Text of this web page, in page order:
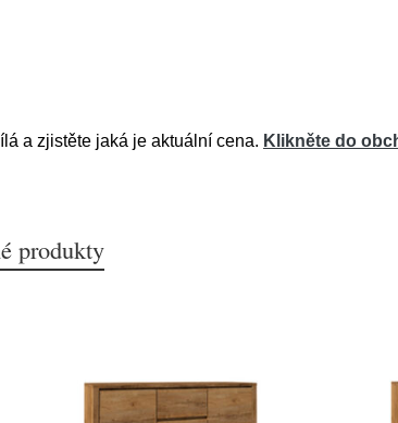
a zjistěte jaká je aktuální cena. Klikněte do
produkty